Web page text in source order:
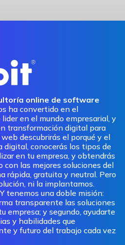
online de software
ha convertido en el
en el mundo empresarial, y
transformación digital para
descubrirás el porqué y el
digital, conocerás los tipos de
en tu empresa, y obtendrás
con las mejores soluciones del
rápida, gratuita y neutral. Pero
ni la implantamos.
tenemos una doble misión:
transparente las soluciones
empresa; y segundo, ayudarte
y habilidades que
y futuro del trabajo cada vez